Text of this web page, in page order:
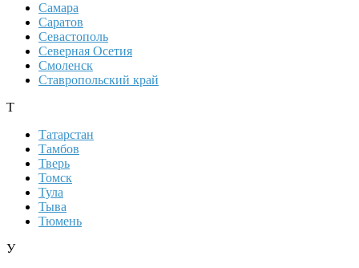
Самара
Саратов
Севастополь
Северная Осетия
Смоленск
Ставропольский край
Т
Татарстан
Тамбов
Тверь
Томск
Тула
Тыва
Тюмень
У